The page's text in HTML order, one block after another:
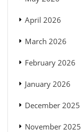
April 2026
March 2026
February 2026
January 2026
December 2025
November 2025